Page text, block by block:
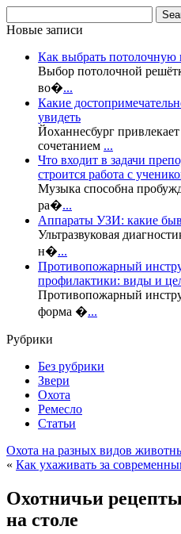
Новые записи
Как выбрать
Выбор потолочной
во�...
Какие
увидеть
Йоханнесбург
сочетанием ...
Что входит в задачи
строится работа с
Музыка способна
ра�...
Аппараты УЗИ: какие
Ультразвуковая
н�...
Противопожарный
профилактики: виды и
Противопожарный
форма �...
Рубрики
Без рубрики
Звери
Охота
Ремесло
Статьи
Охота на разных видов
« Как ухаживать за
Охотничьи
на столе